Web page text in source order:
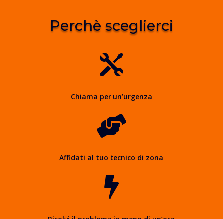
Perchè sceglierci

Chiama per un’urgenza

Affidati al tuo tecnico di zona
